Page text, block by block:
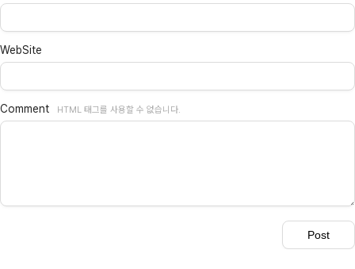
WebSite
Comment HTML 태그를 사용할 수 없습니다.